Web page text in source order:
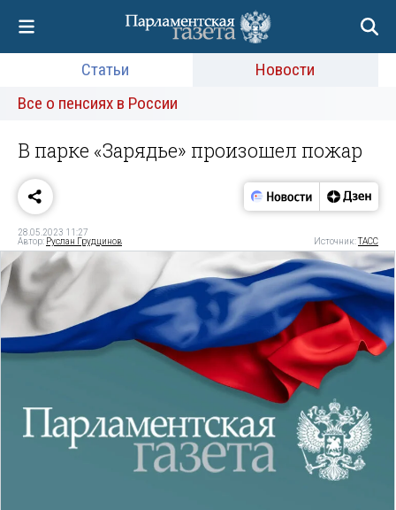
Статьи
Новости
Все о пенсиях в России
В парке «Зарядье» произошел пожар
28.05.2023 11:27
Автор: Руслан Грудцинов Источник:ТАСС